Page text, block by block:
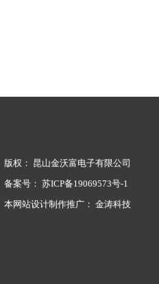
版权： 昆山金沃富电子有限公司
备案号： 苏ICP备19069573号-1
本网站设计制作推广： 金涛科技